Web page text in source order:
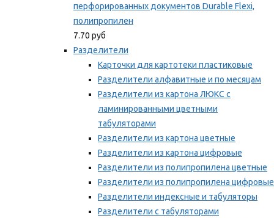
перфорированных документов Durable Flexi,
полипропилен
7.70 руб
Разделители
Карточки для картотеки пластиковые
Разделители алфавитные и по месяцам
Разделители из картона ЛЮКС с
ламинированными цветными
табуляторами
Разделители из картона цветные
Разделители из картона цифровые
Разделители из полипропилена цветные
Разделители из полипропилена цифровые
Разделители индексные и табуляторы
Разделители с табуляторами